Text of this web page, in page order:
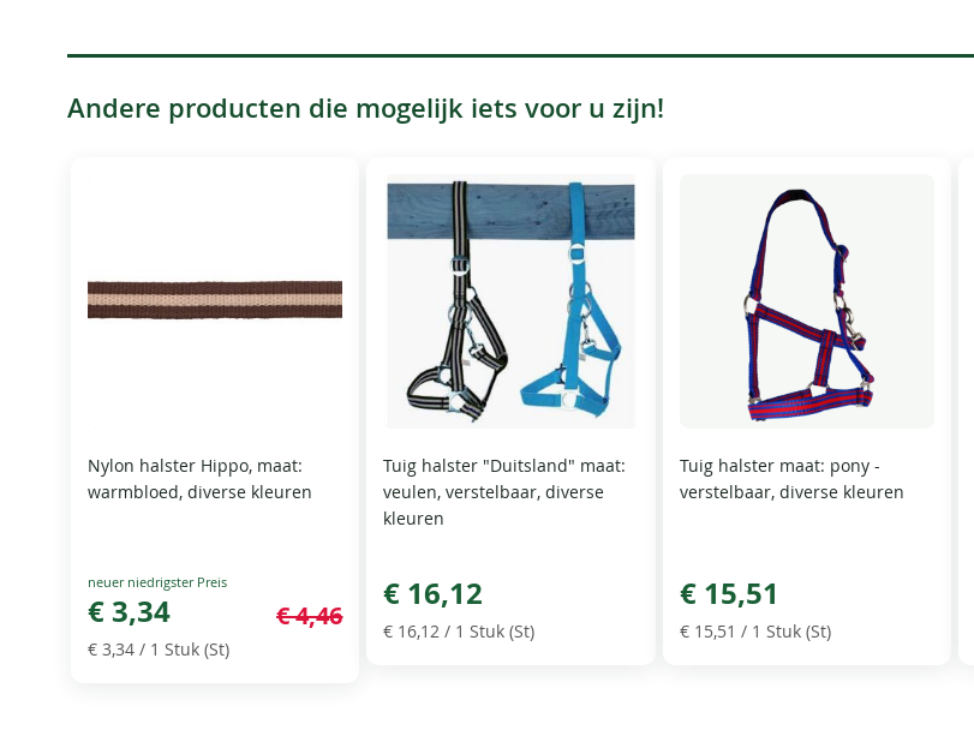
Andere producten die mogelijk iets voor u zijn!
Nylon halster Hippo, maat:
warmbloed, diverse kleuren
Special
Price
€ 3,34 € 4,46
€ 3,34 / 1 Stuk (St)
Tuig halster "Duitsland" maat:
veulen, verstelbaar, diverse
kleuren
€ 16,12
€ 16,12 / 1 Stuk (St)
Tuig halster maat: pony -
verstelbaar, diverse kleuren
€ 15,51
€ 15,51 / 1 Stuk (St)